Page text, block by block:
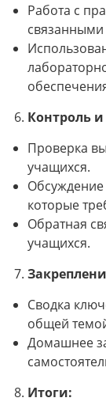
Работа с
Контроль и
Проверка
учащихся.
Обсуждение
которые
Обратная
учащихся.
Сводка
общей
Домашнее
Итоги: